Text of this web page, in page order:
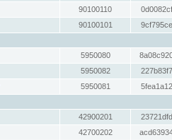
90100110
90100101
5950080
5950082
5950081
42900201
42700202